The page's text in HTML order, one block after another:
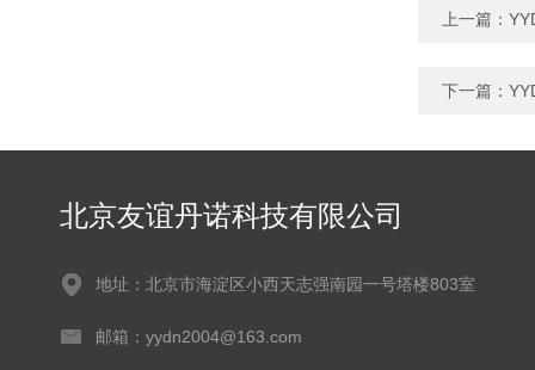
上一篇：
下一篇：
北京友谊丹诺科技有限公司
地址：北京市海淀区小西天志强南园一号塔楼803室
邮箱：yydn2004@163.com